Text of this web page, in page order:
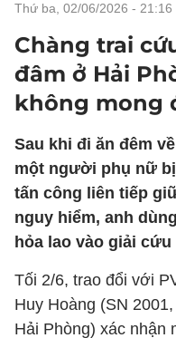
thứ ba, 02/06/2026 - 21:16
Chàng trai
đâm ở Hải
không mong
Sau khi đi ăn đêm
một người phụ nữ
tấn công liên tiếp
nguy hiểm, anh
hỏa lao vào giải cứu
Tối 2/6, trao đổi với
Huy Hoàng (SN
Hải Phòng) xác nhận